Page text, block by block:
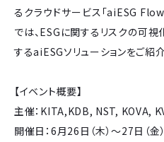
るクラウドサービス「aiESG
では、ESGに関するリスクの可
するaiESGソリューションをご紹介
【イベント概要】
主催：KITA,KDB, NST, KOVA,
開催日：6月26日（木）～27日（金）